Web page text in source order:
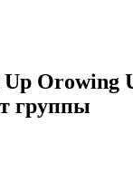
Orowing
группы